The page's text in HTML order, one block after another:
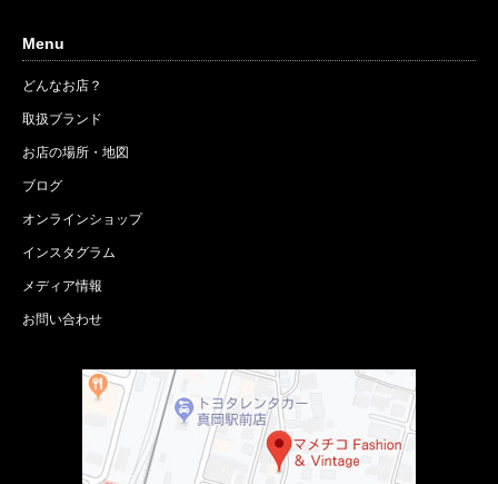
Menu
どんなお店？
取扱ブランド
お店の場所・地図
ブログ
オンラインショップ
インスタグラム
メディア情報
お問い合わせ